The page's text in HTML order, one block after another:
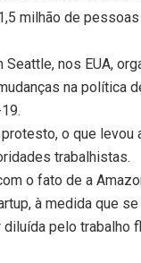
milhão de
nos EUA,
na política
o que levou
trabalhistas.
o fato de a
à medida que
pelo trabalho